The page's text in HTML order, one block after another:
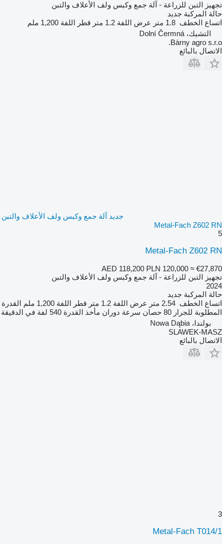
تجهيز التبن للزراعة - آلة جمع وكبس ولف الأعلاف والتبن
حالة المركبة جديد
اتساع الخطف 1.8 متر عرض اللفة 1.2 متر قطر اللفة 1,200 ملم
التشيك، Dolní Čermná
Bárny agro s.r.o.
الاتصال بالبائع
جديد آلة جمع وكبس ولف الأعلاف والتبن
Metal-Fach Z602 RN
5
Metal-Fach Z602 RN
AED 118,200 PLN 120,000 ≈ €27,870
تجهيز التبن للزراعة - آلة جمع وكبس ولف الأعلاف والتبن
2024
حالة المركبة جديد
اتساع الخطف 2.54 متر عرض اللفة 1.2 متر قطر اللفة 1,200 ملم
القدرة
المطلوبة للجرار 80 حصان سرعة دوران مأخذ القدرة 540 لفة في الدقيقة
بولندا، Nowa Dąbia
SLAWEK-MASZ
الاتصال بالبائع
3
Metal-Fach T014/1